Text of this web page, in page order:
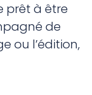
prêt à être
de
ou l’édition,